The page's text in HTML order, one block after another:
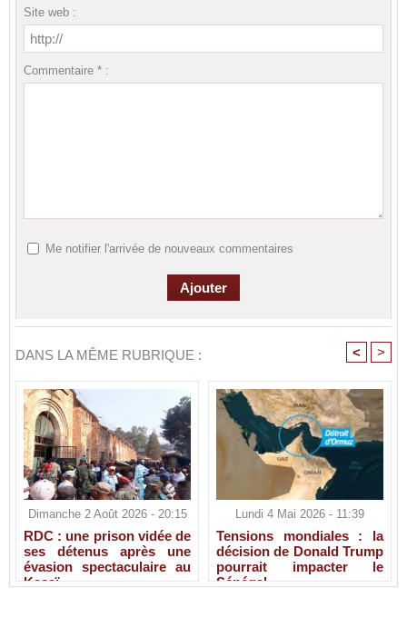
Site web :
Commentaire * :
Me notifier l'arrivée de nouveaux commentaires
DANS LA MÊME RUBRIQUE : < >
Dimanche 2 Août 2026 - 20:15
RDC : une prison vidée de
ses détenus après une
évasion spectaculaire au
Kasaï
Lundi 4 Mai 2026 - 11:39
Tensions mondiales : la
décision de Donald Trump
pourrait impacter le
Sénégal